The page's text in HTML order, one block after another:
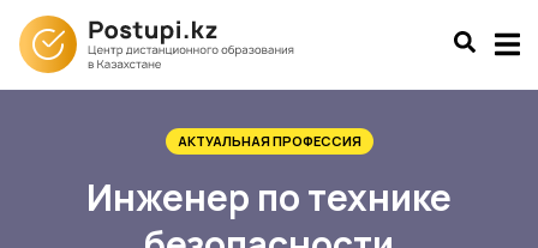
АКТУАЛЬНАЯ ПРОФЕССИЯ
Инженер по технике